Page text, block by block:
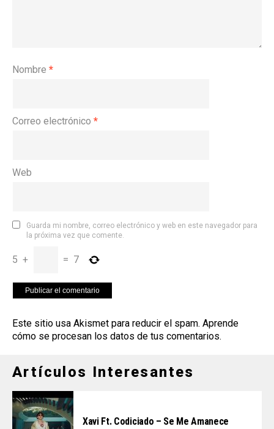
Nombre *
Correo electrónico *
Web
Guarda mi nombre, correo electrónico y web en este navegador para
la próxima vez que comente.
5 + = 7
Este sitio usa Akismet para reducir el spam. Aprende
cómo se procesan los datos de tus comentarios.
Artículos Interesantes
Xavi Ft. Codiciado – Se Me Amanece